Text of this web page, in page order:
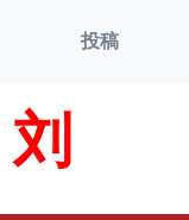
投稿